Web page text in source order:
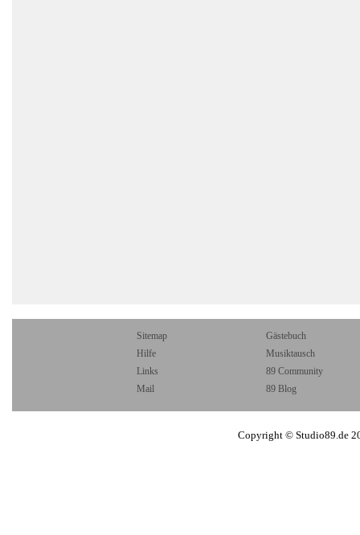
Sitemap
Gästebuch
Hilfe
Musiktausch
Links
89 Community
Mail
89 Blog
Copyright © Studio89.de